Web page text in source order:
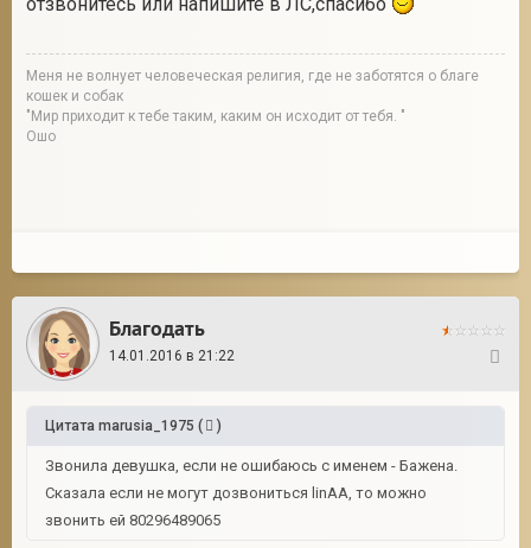
Меня не волнует человеческая религия, где не заботятся о благе
кошек и собак
"Мир приходит к тебе таким, каким он исходит от тебя. "
Ошо
Благодать
14.01.2016 в 21:22
Цитата marusia_1975 ( )
Звонила девушка, если не ошибаюсь с именем - Бажена.
Сказала если не могут дозвониться linAA, то можно
звонить ей 80296489065